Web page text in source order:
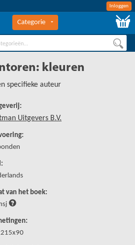
Inloggen
Categorie
kleuren
specifieke auteur
Uitgevers B.V.
van het boek: